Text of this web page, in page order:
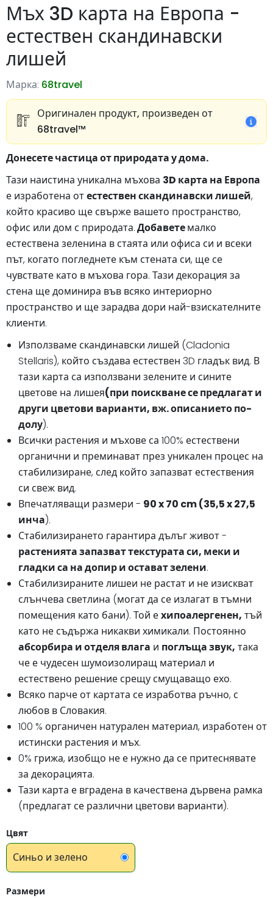
Мъх 3D карта на Европа -
естествен скандинавски
лишей
Марка: 68travel
Оригинален продукт, произведен от
68travel™️
Донесете частица от природата у дома.
Тази наистина уникална мъхова 3D карта на Европа
е изработена отестествен скандинавски лишей,
който красиво ще свърже вашето пространство,
офис или дом с природата.Добаветемалко
естествена зеленина в стаята или офиса си и всеки
път, когато погледнете към стената си, ще се
чувствате като в мъхова гора. Тази декорация за
стена ще доминира във всяко интериорно
пространство и ще зарадва дори най-взискателните
клиенти.
Използваме скандинавски лишей (Cladonia
Stellaris), който създава естествен 3D гладък вид. В
тази карта са използвани зелените и сините
цветове на лишея(при поискване се предлагат и
други цветови варианти, вж. описанието по-
долу).
Всички растения и мъхове са 100% естествени
органични и преминават през уникален процес на
стабилизиране, след който запазват естествения
си свеж вид.
Впечатляващи размери - 90 x 70 cm (35,5 x 27,5
инча).
Стабилизирането гарантира дълъг живот -
растенията запазват текстурата си, меки и
гладки са на допир и остават зелени.
Стабилизираните лишеи не растат и не изискват
слънчева светлина (могат да се излагат в тъмни
помещения като бани). Той ехипоалергенен, тъй
като не съдържа никакви химикали. Постоянно
абсорбира и отделя влага и поглъща звук, така
че е чудесен шумоизолиращ материал и
естествено решение срещу смущаващо ехо.
Всяко парче от картата се изработва ръчно, с
любов в Словакия.
100 % органичен натурален материал, изработен от
истински растения и мъх.
0% грижа, изобщо не е нужно да се притеснявате
за декорацията.
Тази карта е вградена в качествена дървена рамка
(предлагат се различни цветови варианти).
Цвят
Синьо и зелено
Размери